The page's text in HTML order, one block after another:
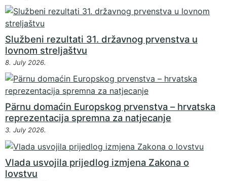
Službeni rezultati 31. državnog prvenstva u
lovnom streljaštvu
8. July 2026.
Pärnu domaćin Europskog prvenstva – hrvatska
reprezentacija spremna za natjecanje
3. July 2026.
Vlada usvojila prijedlog izmjena Zakona o
lovstvu